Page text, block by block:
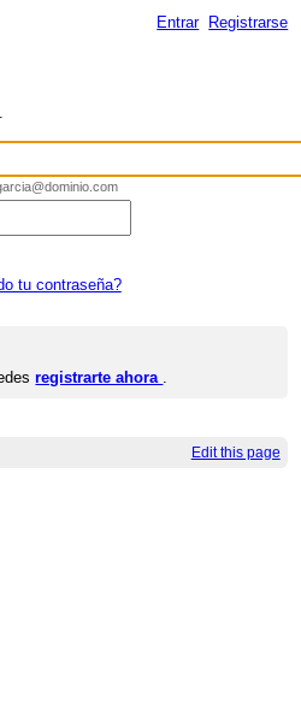
Entrar Registrarse
tu contraseña?
registrarte ahora .
Edit this page